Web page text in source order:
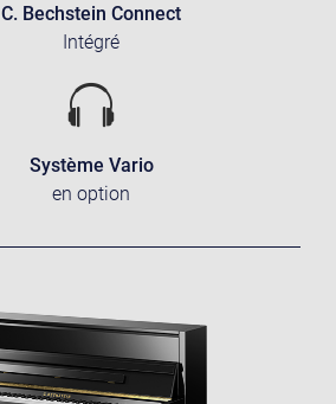
C. Bechstein Connect
Intégré
Système Vario
en option